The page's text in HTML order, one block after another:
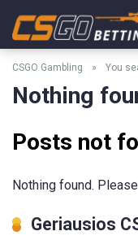
CSGO Gambling » You
Nothing
Posts not
Nothing found.
Geriausios